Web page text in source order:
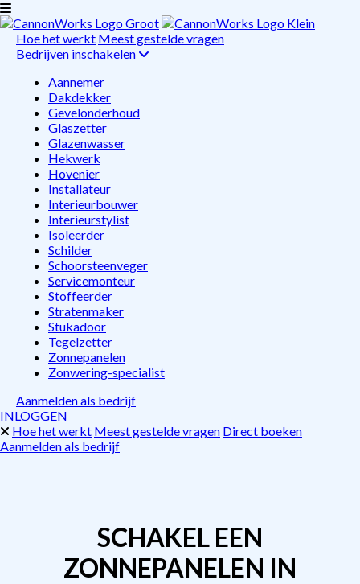
Hoe het werkt Meest gestelde vragen
Bedrijven inschakelen
Aannemer
Dakdekker
Gevelonderhoud
Glaszetter
Glazenwasser
Hekwerk
Hovenier
Installateur
Interieurbouwer
Interieurstylist
Isoleerder
Schilder
Schoorsteenveger
Servicemonteur
Stoffeerder
Stratenmaker
Stukadoor
Tegelzetter
Zonnepanelen
Zonwering-specialist
Aanmelden als bedrijf
INLOGGEN
Hoe het werkt Meest gestelde vragen Direct boeken
Aanmelden als bedrijf
SCHAKEL EEN
ZONNEPANELEN IN